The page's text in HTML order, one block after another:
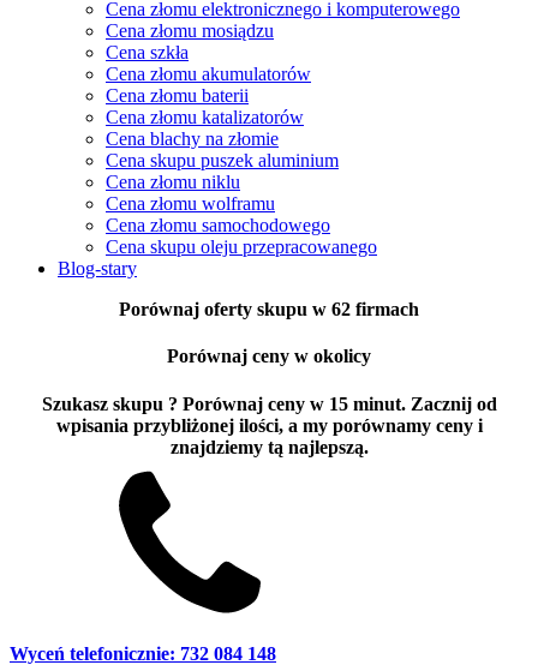
Cena złomu elektronicznego i komputerowego
Cena złomu mosiądzu
Cena szkła
Cena złomu akumulatorów
Cena złomu baterii
Cena złomu katalizatorów
Cena blachy na złomie
Cena skupu puszek aluminium
Cena złomu niklu
Cena złomu wolframu
Cena złomu samochodowego
Cena skupu oleju przepracowanego
Blog-stary
Porównaj oferty skupu w 62 firmach
Porównaj ceny w okolicy
Szukasz skupu ? Porównaj ceny w 15 minut. Zacznij od
wpisania przybliżonej ilości, a my porównamy ceny i
znajdziemy tą najlepszą.
Wyceń telefonicznie: 732 084 148